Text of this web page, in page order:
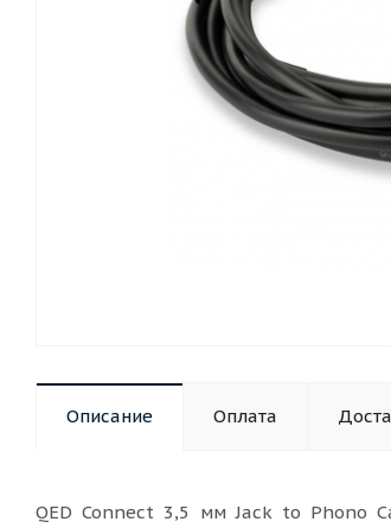
Описание Оплата
QED Connect 3,5 мм Jack to Phono